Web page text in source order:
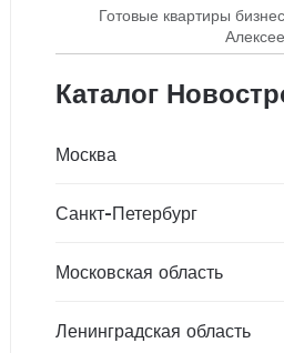
Готовые квартиры
Каталог
Москва
Санкт-Петербург
Московская область
Ленинградская область